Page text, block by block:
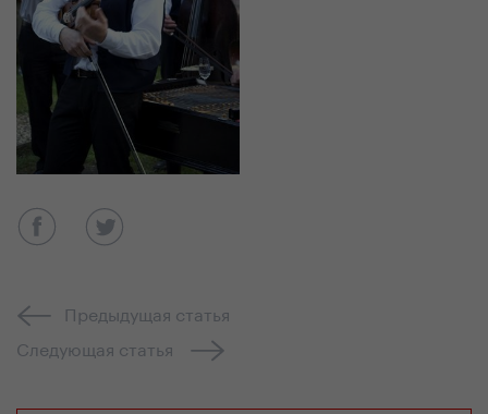
Предыдущая статья
Следующая статья